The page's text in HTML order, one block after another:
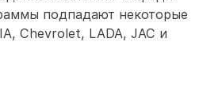
подпадают некоторые
Chevrolet, LADA, JAC и